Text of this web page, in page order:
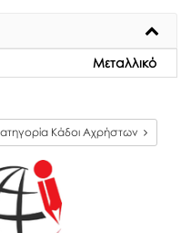
Μεταλλικό
Κάδοι Αχρήστων